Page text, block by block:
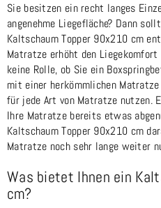
Sie besitzen ein recht langes
angenehme Liegefläche? Dann
Kaltschaum Topper 90x210 cm
Matratze erhöht den
keine Rolle, ob Sie ein
mit einer herkömmlichen Matratze
für jede Art von Matratze nutzen.
Ihre Matratze bereits etwas
Kaltschaum Topper 90x210 cm
Matratze noch sehr lange weiter
Was bietet Ihnen ein
cm?